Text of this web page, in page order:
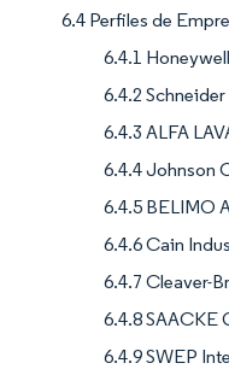
6.4 Perfiles de
6.4.1
6.4.2
6.4.3 ALFA
6.4.4 Johnson
6.4.5 BELIMO
6.4.6 Cain
6.4.7 Cleaver-
6.4.8 SAACKE
6.4.9 SWEP